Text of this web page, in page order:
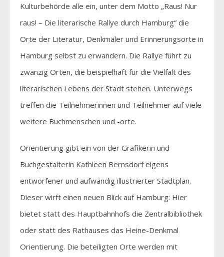
Kulturbehörde alle ein, unter dem Motto „Raus! Nur
raus! – Die literarische Rallye durch Hamburg“ die
Orte der Literatur, Denkmäler und Erinnerungsorte in
Hamburg selbst zu erwandern. Die Rallye führt zu
zwanzig Orten, die beispielhaft für die Vielfalt des
literarischen Lebens der Stadt stehen. Unterwegs
treffen die Teilnehmerinnen und Teilnehmer auf viele
weitere Buchmenschen und -orte.
Orientierung gibt ein von der Grafikerin und
Buchgestalterin Kathleen Bernsdorf eigens
entworfener und aufwändig illustrierter Stadtplan.
Dieser wirft einen neuen Blick auf Hamburg: Hier
bietet statt des Hauptbahnhofs die Zentralbibliothek
oder statt des Rathauses das Heine-Denkmal
Orientierung. Die beteiligten Orte werden mit